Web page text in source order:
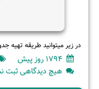
اول
در زیر میتوانید طریقه تهیه
1794 روز پیش
هیچ دیدگاهیبرای
ثبت